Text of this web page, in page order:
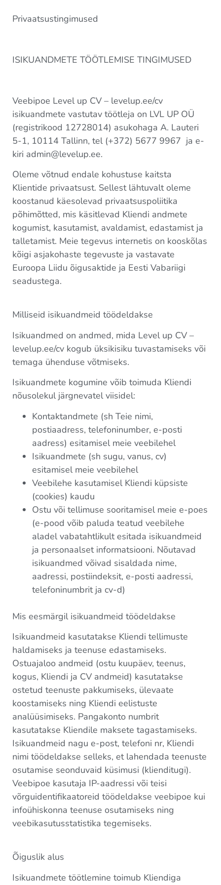
Privaatsustingimused
ISIKUANDMETE TÖÖTLEMISE TINGIMUSED
Veebipoe Level up CV – levelup.ee/cv
isikuandmete vastutav töötleja on LVL UP OÜ
(registrikood 12728014) asukohaga A. Lauteri
5-1, 10114 Tallinn, tel (+372) 5677 9967 ja e-
kiri admin@levelup.ee.
Oleme võtnud endale kohustuse kaitsta
Klientide privaatsust. Sellest lähtuvalt oleme
koostanud käesolevad privaatsuspoliitika
põhimõtted, mis käsitlevad Kliendi andmete
kogumist, kasutamist, avaldamist, edastamist ja
talletamist. Meie tegevus internetis on kooskõlas
kõigi asjakohaste tegevuste ja vastavate
Euroopa Liidu õigusaktide ja Eesti Vabariigi
seadustega.
Milliseid isikuandmeid töödeldakse
Isikuandmed on andmed, mida Level up CV –
levelup.ee/cv kogub üksikisiku tuvastamiseks või
temaga ühenduse võtmiseks.
Isikuandmete kogumine võib toimuda Kliendi
nõusolekul järgnevatel viisidel:
Kontaktandmete (sh Teie nimi,
postiaadress, telefoninumber, e-posti
aadress) esitamisel meie veebilehel
Isikuandmete (sh sugu, vanus, cv)
esitamisel meie veebilehel
Veebilehe kasutamisel Kliendi küpsiste
(cookies) kaudu
Ostu või tellimuse sooritamisel meie e-poes
(e-pood võib paluda teatud veebilehe
aladel vabatahtlikult esitada isikuandmeid
ja personaalset informatsiooni. Nõutavad
isikuandmed võivad sisaldada nime,
aadressi, postiindeksit, e-posti aadressi,
telefoninumbrit ja cv-d)
Mis eesmärgil isikuandmeid töödeldakse
Isikuandmeid kasutatakse Kliendi tellimuste
haldamiseks ja teenuse edastamiseks.
Ostuajaloo andmeid (ostu kuupäev, teenus,
kogus, Kliendi ja CV andmeid) kasutatakse
ostetud teenuste pakkumiseks, ülevaate
koostamiseks ning Kliendi eelistuste
analüüsimiseks. Pangakonto numbrit
kasutatakse Kliendile maksete tagastamiseks.
Isikuandmeid nagu e-post, telefoni nr, Kliendi
nimi töödeldakse selleks, et lahendada teenuste
osutamise seonduvaid küsimusi (klienditugi).
Veebipoe kasutaja IP-aadressi või teisi
võrguidentifikaatoreid töödeldakse veebipoe kui
infoühiskonna teenuse osutamiseks ning
veebikasutusstatistika tegemiseks.
Õiguslik alus
Isikuandmete töötlemine toimub Kliendiga